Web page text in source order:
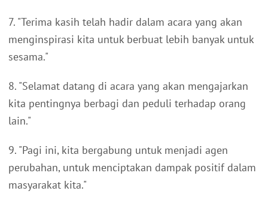
7. "Terima kasih telah hadir dalam acara yang akan
menginspirasi kita untuk berbuat lebih banyak untuk
sesama."
8. "Selamat datang di acara yang akan mengajarkan
kita pentingnya berbagi dan peduli terhadap orang
lain."
9. "Pagi ini, kita bergabung untuk menjadi agen
perubahan, untuk menciptakan dampak positif dalam
masyarakat kita."